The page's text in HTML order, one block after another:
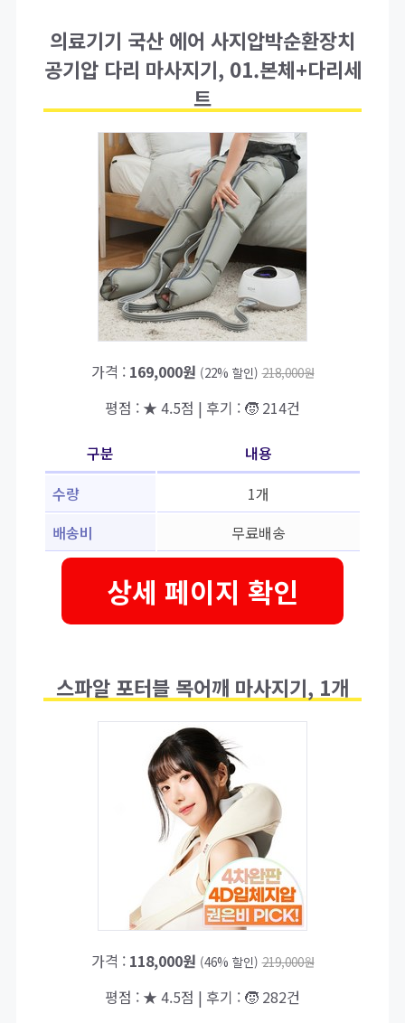
의료기기 국산 에어 사지압박순환장치
공기압 다리 마사지기, 01.본체+다리세
트
가격 : 169,000원 (22% 할인) 218,000원
평점 : ★ 4.5점 | 후기 : 🧒 214건
구분
내용
수량
1개
배송비
무료배송
상세 페이지 확인
스파알 포터블 목어깨 마사지기, 1개
가격 : 118,000원 (46% 할인) 219,000원
평점 : ★ 4.5점 | 후기 : 🧒 282건